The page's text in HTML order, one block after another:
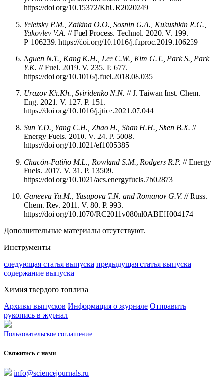
https://doi.org/10.15372/KhUR2020249
Yeletsky P.M., Zaikina O.O., Sosnin G.A., Kukushkin R.G.,
Yakovlev V.A. // Fuel Process. Technol. 2020. V. 199.
P. 106239. https://doi.org/10.1016/j.fuproc.2019.106239
Nguen N.T., Kang K.H., Lee C.W., Kim G.T., Park S., Park
Y.K. // Fuel. 2019. V. 235. P. 677.
https://doi.org/10.1016/j.fuel.2018.08.035
Urazov Kh.Kh., Sviridenko N.N. // J. Taiwan Inst. Chem.
Eng. 2021. V. 127. P. 151.
https://doi.org/10.1016/j.jtice.2021.07.044
Sun Y.D., Yang C.H., Zhao H., Shan H.H., Shen B.X. //
Energy Fuels. 2010. V. 24. P. 5008.
https://doi.org/10.1021/ef1005385
Chacón-Patiño M.L., Rowland S.M., Rodgers R.P. // Energy
Fuels. 2017. V. 31. P. 13509.
https://doi.org/10.1021/acs.energyfuels.7b02873
Ganeeva Yu.M., Yusupova T.N. and Romanov G.V. // Russ.
Chem. Rev. 2011. V. 80. P. 993.
https://doi.org/10.1070/RC2011v080nl0ABEH004174
Дополнительные материалы отсутствуют.
Инструменты
следующая статья выпуска предыдущая статья выпуска
содержание выпуска
Химия твердого топлива
Архивы выпусков Информация о журнале Отправить
рукопись в журнал
Пользовательское соглашение
Свяжитесь с нами
info@sciencejournals.ru